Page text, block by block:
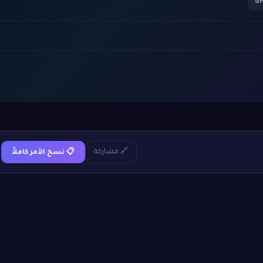
🔗 مشاركة 📋 نسخ الأمر كاملاً